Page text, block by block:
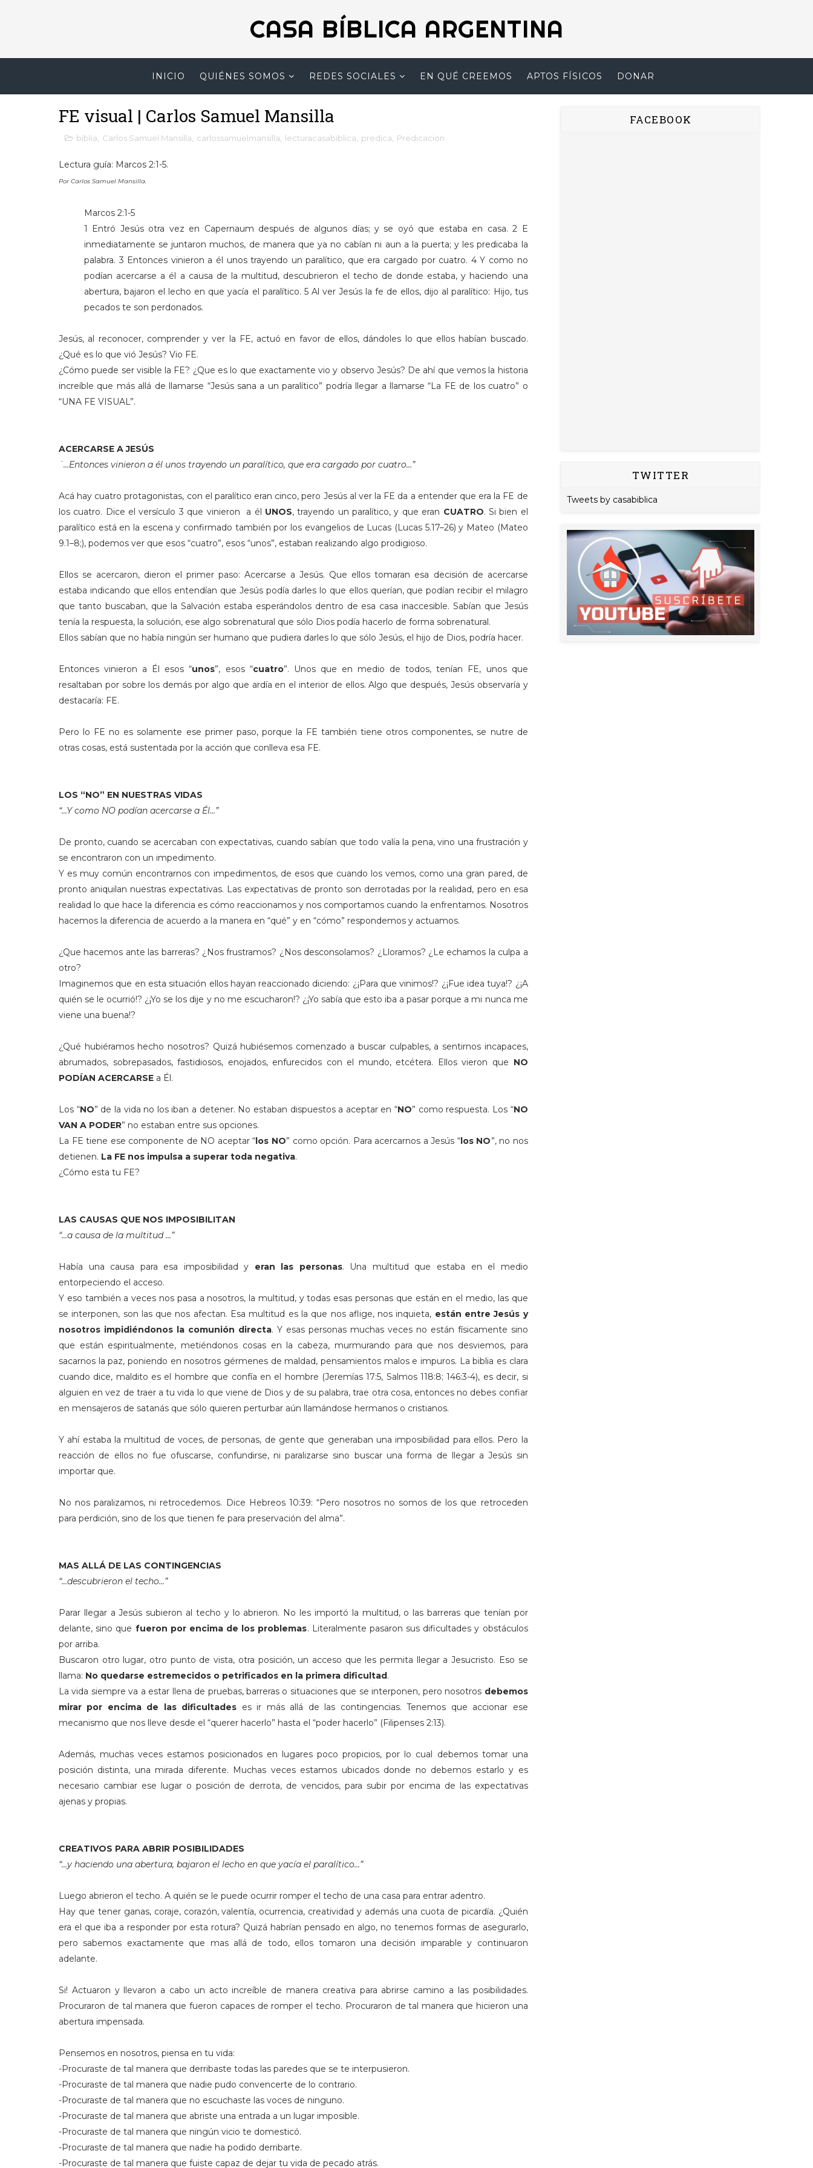
CASA BÍBLICA ARGENTINA
INICIO QUIÉNES SOMOS REDES SOCIALES EN QUÉ CREEMOS APTOS FÍSICOS DONAR
FE visual | Carlos Samuel Mansilla
biblia Carlos Samuel Mansilla carlossamuelmansilla lecturacasabiblica predica Predicacion
Lectura guía: Marcos 2:1-5.
Por Carlos Samuel Mansilla.
Marcos 2:1-5
1 Entró Jesús otra vez en Capernaum después de algunos días; y se oyó que estaba en casa. 2 E
inmediatamente se juntaron muchos, de manera que ya no cabían ni aun a la puerta; y les predicaba la
palabra. 3 Entonces vinieron a él unos trayendo un paralítico, que era cargado por cuatro. 4 Y como no
podían acercarse a él a causa de la multitud, descubrieron el techo de donde estaba, y haciendo una
abertura, bajaron el lecho en que yacía el paralítico. 5 Al ver Jesús la fe de ellos, dijo al paralítico: Hijo, tus
pecados te son perdonados.
Jesús, al reconocer, comprender y ver la FE, actuó en favor de ellos, dándoles lo que ellos habían buscado.
¿Qué es lo que vió Jesús? Vio FE.
¿Cómo puede ser visible la FE? ¿Que es lo que exactamente vio y observo Jesús? De ahí que vemos la historia
increíble que más allá de llamarse “Jesús sana a un paralítico” podría llegar a llamarse “La FE de los cuatro” o
“UNA FE VISUAL”.
ACERCARSE A JESÚS
¨…Entonces vinieron a él unos trayendo un paralítico, que era cargado por cuatro…”
Acá hay cuatro protagonistas, con el paralítico eran cinco, pero Jesús al ver la FE da a entender que era la FE de
los cuatro. Dice el versículo 3 que vinieron a él UNOS, trayendo un paralítico, y que eran CUATRO. Si bien el
paralítico está en la escena y confirmado también por los evangelios de Lucas (Lucas 5.17–26) y Mateo (Mateo
9.1–8;), podemos ver que esos “cuatro”, esos “unos”, estaban realizando algo prodigioso.
Ellos se acercaron, dieron el primer paso: Acercarse a Jesús. Que ellos tomaran esa decisión de acercarse
estaba indicando que ellos entendían que Jesús podía darles lo que ellos querían, que podían recibir el milagro
que tanto buscaban, que la Salvación estaba esperándolos dentro de esa casa inaccesible. Sabían que Jesús
tenía la respuesta, la solución, ese algo sobrenatural que sólo Dios podía hacerlo de forma sobrenatural.
Ellos sabían que no había ningún ser humano que pudiera darles lo que sólo Jesús, el hijo de Dios, podría hacer.
Entonces vinieron a Él esos “unos”, esos “cuatro”. Unos que en medio de todos, tenían FE, unos que
resaltaban por sobre los demás por algo que ardía en el interior de ellos. Algo que después, Jesús observaría y
destacaría: FE.
Pero lo FE no es solamente ese primer paso, porque la FE también tiene otros componentes, se nutre de
otras cosas, está sustentada por la acción que conlleva esa FE.
LOS “NO” EN NUESTRAS VIDAS
“…Y como NO podían acercarse a Él…”
De pronto, cuando se acercaban con expectativas, cuando sabían que todo valía la pena, vino una frustración y
se encontraron con un impedimento.
Y es muy común encontrarnos con impedimentos, de esos que cuando los vemos, como una gran pared, de
pronto aniquilan nuestras expectativas. Las expectativas de pronto son derrotadas por la realidad, pero en esa
realidad lo que hace la diferencia es cómo reaccionamos y nos comportamos cuando la enfrentamos. Nosotros
hacemos la diferencia de acuerdo a la manera en “qué” y en “cómo” respondemos y actuamos.
¿Que hacemos ante las barreras? ¿Nos frustramos? ¿Nos desconsolamos? ¿Lloramos? ¿Le echamos la culpa a
otro?
Imaginemos que en esta situación ellos hayan reaccionado diciendo: ¿¡Para que vinimos!? ¿¡Fue idea tuya!? ¿¡A
quién se le ocurrió!? ¿¡Yo se los dije y no me escucharon!? ¿¡Yo sabía que esto iba a pasar porque a mi nunca me
viene una buena!?
¿Qué hubiéramos hecho nosotros? Quizá hubiésemos comenzado a buscar culpables, a sentirnos incapaces,
abrumados, sobrepasados, fastidiosos, enojados, enfurecidos con el mundo, etcétera. Ellos vieron que NO
PODÍAN ACERCARSE a Él.
Los “NO” de la vida no los iban a detener. No estaban dispuestos a aceptar en “NO” como respuesta. Los “NO
VAN A PODER” no estaban entre sus opciones.
La FE tiene ese componente de NO aceptar “los NO” como opción. Para acercarnos a Jesús “los NO”, no nos
detienen. La FE nos impulsa a superar toda negativa.
¿Cómo esta tu FE?
LAS CAUSAS QUE NOS IMPOSIBILITAN
“…a causa de la multitud …”
Había una causa para esa imposibilidad y eran las personas. Una multitud que estaba en el medio
entorpeciendo el acceso.
Y eso también a veces nos pasa a nosotros, la multitud, y todas esas personas que están en el medio, las que
se interponen, son las que nos afectan. Esa multitud es la que nos aflige, nos inquieta, están entre Jesús y
nosotros impidiéndonos la comunión directa. Y esas personas muchas veces no están físicamente sino
que están espiritualmente, metiéndonos cosas en la cabeza, murmurando para que nos desviemos, para
sacarnos la paz, poniendo en nosotros gérmenes de maldad, pensamientos malos e impuros. La biblia es clara
cuando dice, maldito es el hombre que confía en el hombre (Jeremías 17:5, Salmos 118:8; 146:3-4), es decir, si
alguien en vez de traer a tu vida lo que viene de Dios y de su palabra, trae otra cosa, entonces no debes confiar
en mensajeros de satanás que sólo quieren perturbar aún llamándose hermanos o cristianos.
Y ahí estaba la multitud de voces, de personas, de gente que generaban una imposibilidad para ellos. Pero la
reacción de ellos no fue ofuscarse, confundirse, ni paralizarse sino buscar una forma de llegar a Jesús sin
importar que.
No nos paralizamos, ni retrocedemos. Dice Hebreos 10:39: “Pero nosotros no somos de los que retroceden
para perdición, sino de los que tienen fe para preservación del alma”.
MAS ALLÁ DE LAS CONTINGENCIAS
“…descubrieron el techo…”
Parar llegar a Jesús subieron al techo y lo abrieron. No les importó la multitud, o las barreras que tenían por
delante, sino que fueron por encima de los problemas. Literalmente pasaron sus dificultades y obstáculos
por arriba.
Buscaron otro lugar, otro punto de vista, otra posición, un acceso que les permita llegar a Jesucristo. Eso se
llama: No quedarse estremecidos o petrificados en la primera dificultad.
La vida siempre va a estar llena de pruebas, barreras o situaciones que se interponen, pero nosotros debemos
mirar por encima de las dificultades es ir más allá de las contingencias. Tenemos que accionar ese
mecanismo que nos lleve desde el “querer hacerlo” hasta el “poder hacerlo” (Filipenses 2:13).
Además, muchas veces estamos posicionados en lugares poco propicios, por lo cual debemos tomar una
posición distinta, una mirada diferente. Muchas veces estamos ubicados donde no debemos estarlo y es
necesario cambiar ese lugar o posición de derrota, de vencidos, para subir por encima de las expectativas
ajenas y propias.
CREATIVOS PARA ABRIR POSIBILIDADES
“…y haciendo una abertura, bajaron el lecho en que yacía el paralítico…”
Luego abrieron el techo. A quién se le puede ocurrir romper el techo de una casa para entrar adentro.
Hay que tener ganas, coraje, corazón, valentía, ocurrencia, creatividad y además una cuota de picardía. ¿Quién
era el que iba a responder por esta rotura? Quizá habrían pensado en algo, no tenemos formas de asegurarlo,
pero sabemos exactamente que mas allá de todo, ellos tomaron una decisión imparable y continuaron
adelante.
Si! Actuaron y llevaron a cabo un acto increíble de manera creativa para abrirse camino a las posibilidades.
Procuraron de tal manera que fueron capaces de romper el techo. Procuraron de tal manera que hicieron una
abertura impensada.
Pensemos en nosotros, piensa en tu vida:
-Procuraste de tal manera que derribaste todas las paredes que se te interpusieron.
-Procuraste de tal manera que nadie pudo convencerte de lo contrario.
-Procuraste de tal manera que no escuchaste las voces de ninguno.
-Procuraste de tal manera que abriste una entrada a un lugar imposible.
-Procuraste de tal manera que ningún vicio te domesticó.
-Procuraste de tal manera que nadie ha podido derribarte.
-Procuraste de tal manera que fuiste capaz de dejar tu vida de pecado atrás.
FACEBOOK
TWITTER
Tweets by casabiblica